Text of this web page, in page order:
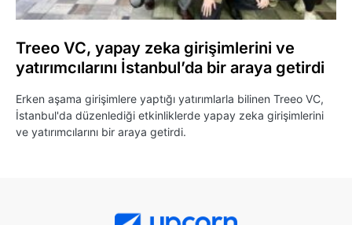
Treeo VC, yapay zeka girişimlerini ve
yatırımcılarını İstanbul’da bir araya getirdi
Erken aşama girişimlere yaptığı yatırımlarla bilinen Treeo VC,
İstanbul'da düzenlediği etkinliklerde yapay zeka girişimlerini
ve yatırımcılarını bir araya getirdi.